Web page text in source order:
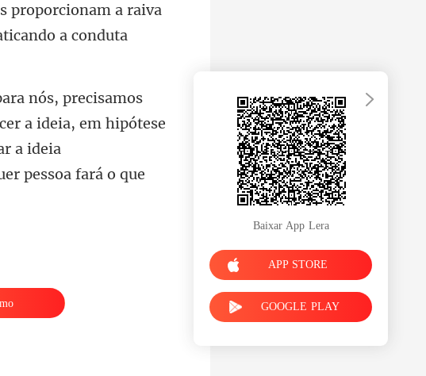
proporcionam a raiva
a ideia, em hipótese
Baixar App Lera
APP STORE
GOOGLE PLAY